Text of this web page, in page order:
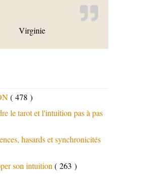
Virginie
( 478 )
le tarot et l'intuition pas à pas
hasards et synchronicités
son intuition( 263 )